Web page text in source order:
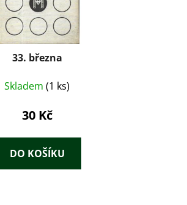
33. března
Skladem(1 ks)
30 Kč
DO KOŠÍKU